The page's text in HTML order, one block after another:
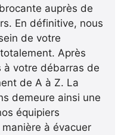
auprès de
En définitive, nous
de votre
Après
à votre débarras de
de A à Z. La
demeure ainsi une
équipiers
à évacuer